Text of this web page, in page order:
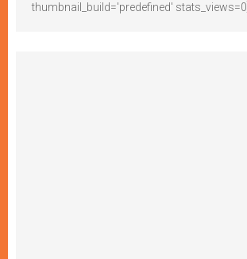
thumbnail_build='predefined' stats_views=0]